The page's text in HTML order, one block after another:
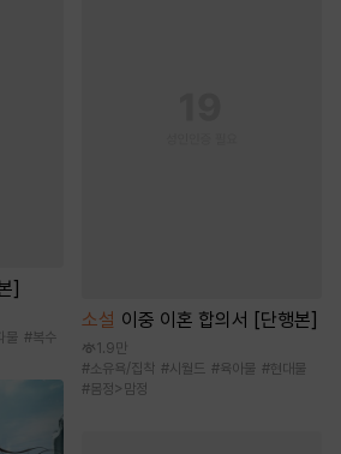
]
물 #복수
소설 이중 이혼 합의서 [단행본]
1.9만
#소유욕/집착 #시월드 #육아물 #현대물
#몸정>맘정